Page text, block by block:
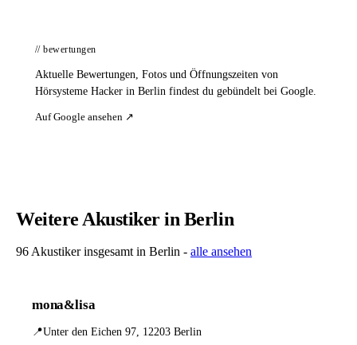
// bewertungen
Aktuelle Bewertungen, Fotos und Öffnungszeiten von
Hörsysteme Hacker in Berlin findest du gebündelt bei Google.
Auf Google ansehen ↗
Weitere Akustiker in Berlin
96 Akustiker insgesamt in Berlin - alle ansehen
mona&lisa
📍Unter den Eichen 97, 12203 Berlin